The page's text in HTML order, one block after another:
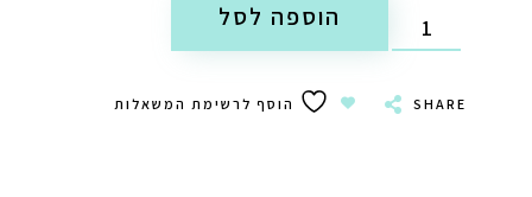
הוספה לסל
SHARE הוסף לרשימת המשאלות